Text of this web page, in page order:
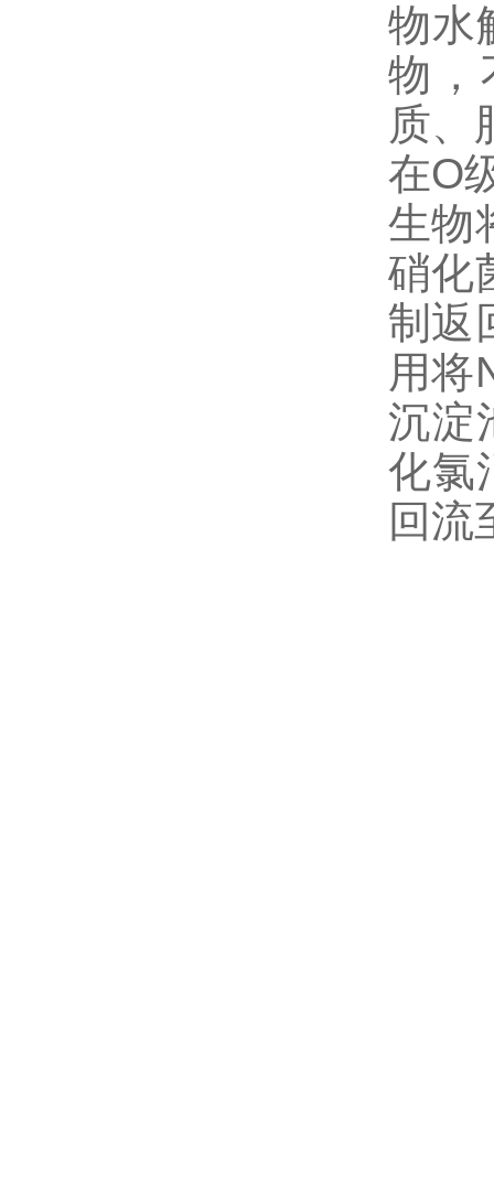
物水
物，
质、
在O
生物
硝化
制返
用将
沉淀
化氯
回流